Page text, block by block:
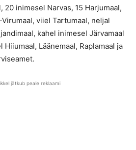
20 inimesel Narvas, 15 Harjumaal,
viiel Tartumaal, neljal
kahel inimesel Järvamaal
Hiiumaal, Läänemaal, Raplamaal ja
jätkub peale reklaami